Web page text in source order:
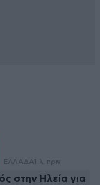
ΕΛΛΑΔΑ 1 λ. πριν
στην Ηλεία για